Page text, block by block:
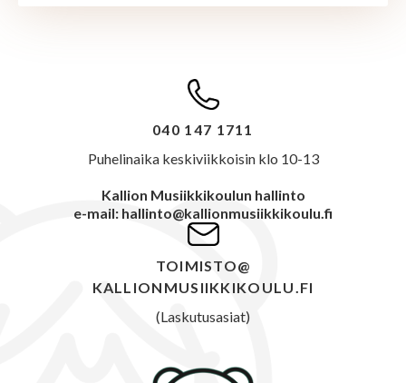
040 147 1711
Puhelinaika keskiviikkoisin klo 10-13
Kallion Musiikkikoulun hallinto
e-mail: hallinto@kallionmusiikkikoulu.fi
TOIMISTO@
KALLIONMUSIIKKIKOULU.FI
(Laskutusasiat)